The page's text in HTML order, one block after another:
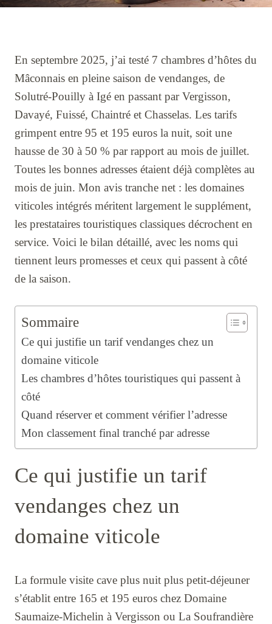
En septembre 2025, j’ai testé 7 chambres d’hôtes du
Mâconnais en pleine saison de vendanges, de
Solutré-Pouilly à Igé en passant par Vergisson,
Davayé, Fuissé, Chaintré et Chasselas. Les tarifs
grimpent entre 95 et 195 euros la nuit, soit une
hausse de 30 à 50 % par rapport au mois de juillet.
Toutes les bonnes adresses étaient déjà complètes au
mois de juin. Mon avis tranche net : les domaines
viticoles intégrés méritent largement le supplément,
les prestataires touristiques classiques décrochent en
service. Voici le bilan détaillé, avec les noms qui
tiennent leurs promesses et ceux qui passent à côté
de la saison.
Sommaire
Ce qui justifie un tarif vendanges chez un
domaine viticole
Les chambres d’hôtes touristiques qui passent à
côté
Quand réserver et comment vérifier l’adresse
Mon classement final tranché par adresse
Ce qui justifie un tarif
vendanges chez un
domaine viticole
La formule visite cave plus nuit plus petit-déjeuner
s’établit entre 165 et 195 euros chez Domaine
Saumaize-Michelin à Vergisson ou La Soufrandière